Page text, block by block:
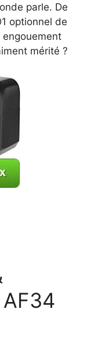
parle. De
optionnel de
mérité ?